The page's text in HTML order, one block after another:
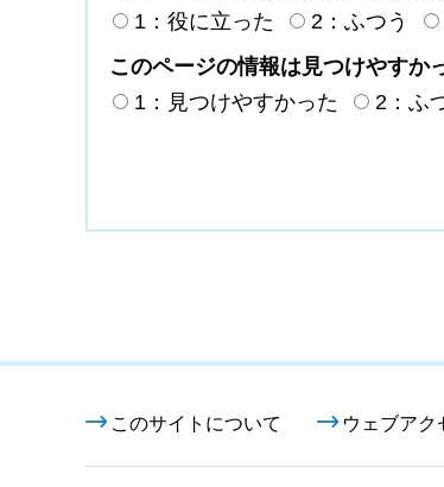
1：役に立った
2：ふつう
このページの情報は見つけやすか
1：見つけやすかった
2：ふ
このサイトについて ウェブアク